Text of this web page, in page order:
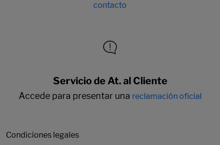
contacto
Servicio de At. al Cliente
Accede para presentar una reclamación oficial
Condiciones legales